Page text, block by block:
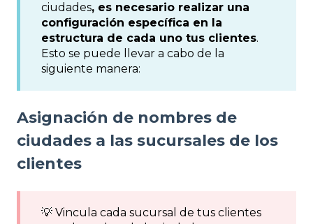
ciudades, es necesario realizar una
configuración específica en la
estructura de cada uno tus clientes.
Esto se puede llevar a cabo de la
siguiente manera:
Asignación de nombres de
ciudades a las sucursales de los
clientes
💡 Vincula cada sucursal de tus clientes